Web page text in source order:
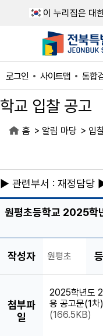
이 누리집은 대
로그인 사이트맵 통합
학교 입찰 공고
홈 > 알림 마당 > 입
▶ 관련부서 : 재정담
원평초등학교 2025학
작성자 원평초
첨부파
일
2025학년도 2
용 공고문(1
(166.5KB)